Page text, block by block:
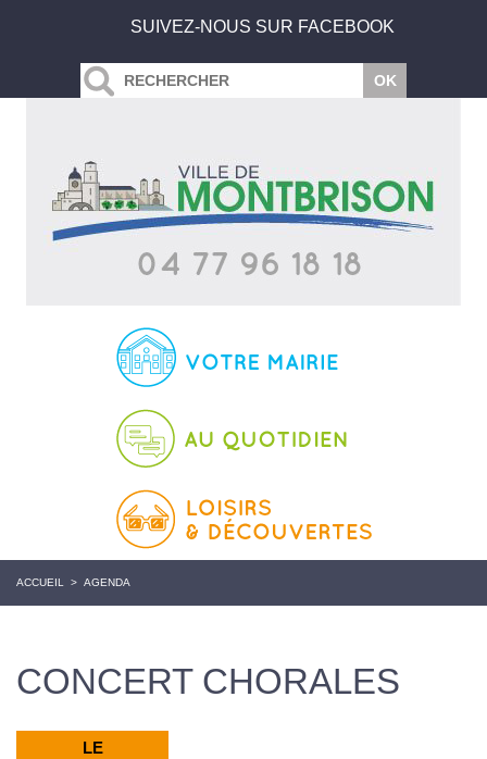
SUIVEZ-NOUS SUR FACEBOOK
ACCUEIL > AGENDA
CONCERT CHORALES
LE